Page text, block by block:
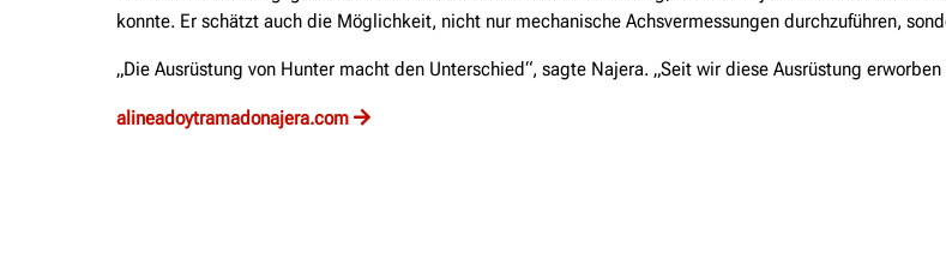
konnte. Er schätzt auch die Möglichkeit, nicht nur mechanische Achsvermessungen durchzuführen,
„Die Ausrüstung von Hunter macht den Unterschied“, sagte Najera. „Seit wir diese Ausrüstung
alineadoytramadonajera.com